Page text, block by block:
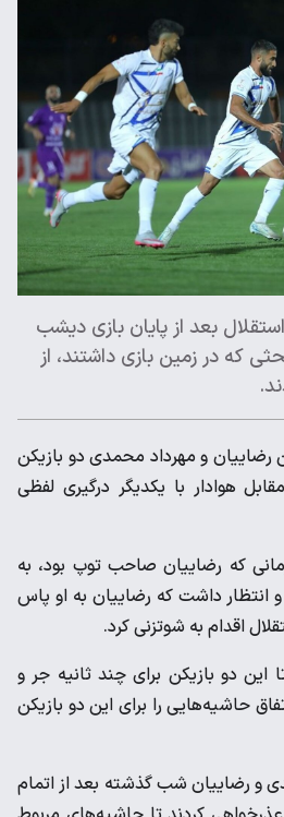
بعد از پایان بازی دیشب
که در زمین بازی داشتند، از
رضاییان و مهرداد محمدی دو بازیکن
هوادار با یکدیگر درگیری لفظی
که رضاییان صاحب توپ بود، به
انتظار داشت که رضاییان به او پاس
اقدام به شوتزنی کرد.
دو بازیکن برای چند ثانیه جر و
حاشیه‌‌هایی را برای این دو بازیکن
و رضاییان شب گذشته بعد از اتمام